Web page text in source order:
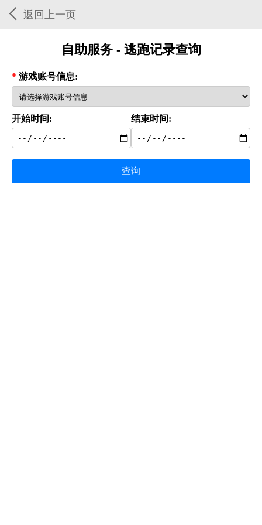
返回上一页
自助服务 - 逃跑记录查询
* 游戏账号信息:
开始时间: 结束时间:
查询